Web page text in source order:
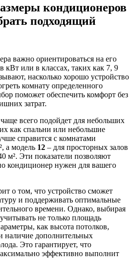
кондиционеров
подходящий
важно ориентироваться на его
или в классах, таких как 7, 9
насколько хорошо устройство
комнату определенного
поможет обеспечить комфорт без
затрат.
чаще всего подойдет для небольших
как спальни или небольшие
справится с комнатами
а модель 12 – для просторных залов
м². Эти показатели позволяют
кондиционер нужен для вашего
о том, что устройство сможет
и поддерживать оптимальные
времени. Однако, выбирая
не только площадь
как высота потолков,
наличие дополнительных
Это гарантирует, что
эффективно выполнит